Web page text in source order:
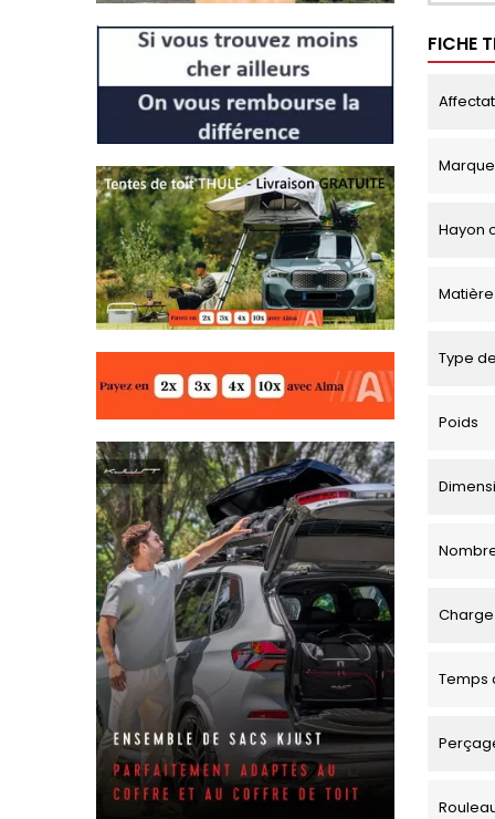
FICHE
Marque
Hayon
Matière
Type
Poids
Temps